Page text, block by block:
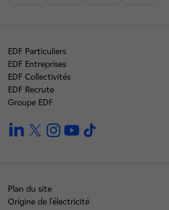
EDF Particuliers
EDF Entreprises
EDF Collectivités
EDF Recrute
Groupe EDF
linkedintwitterinstagramyoutube
Plan du site
Origine de l'électricité